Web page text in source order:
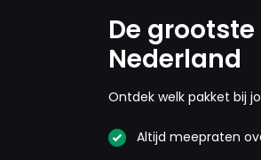
De
Nederland
Ontdek welk pakket bij
Altijd meepraten